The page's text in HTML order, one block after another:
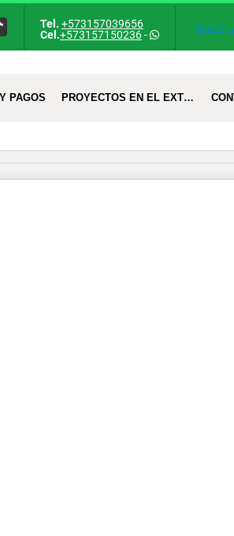
Tel. +573157039656
Cel.+573157150236- Select
PAGOS PROYECTOS EN EL EXTRANJERO